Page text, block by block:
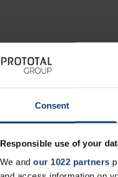
Consent
Responsible use of your
We and our 1022 partners
industriel 3D print og
produktudvikling,
serieproduktion på tværs af